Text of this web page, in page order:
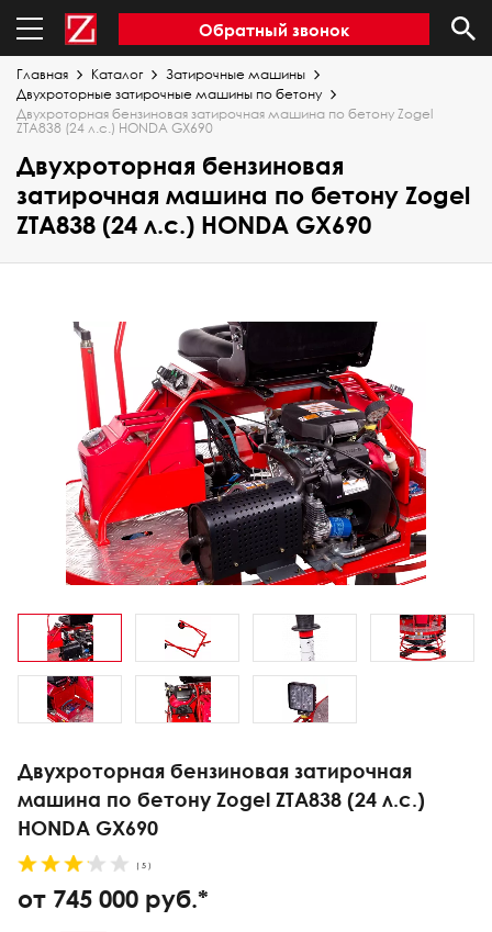
Обратный звонок
Главная Каталог
Затирочные машины
Двухроторные затирочные машины по бетону
Двухроторная бензиновая затирочная машина по бетону Zogel
ZTA838 (24 л.с.) HONDA GX690
Двухроторная бензиновая
затирочная машина по бетону Zogel
ZTA838 (24 л.с.) HONDA GX690
Двухроторная бензиновая затирочная
машина по бетону Zogel ZTA838 (24 л.с.)
HONDA GX690
( 5 )
от 745 000 руб.*